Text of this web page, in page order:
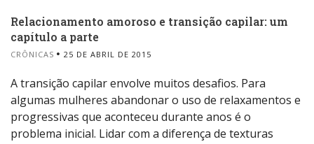
Relacionamento amoroso e transição capilar: um
capítulo a parte
CRÔNICAS 25 DE ABRIL DE 2015
A transição capilar envolve muitos desafios. Para
algumas mulheres abandonar o uso de relaxamentos e
progressivas que aconteceu durante anos é o
problema inicial. Lidar com a diferença de texturas